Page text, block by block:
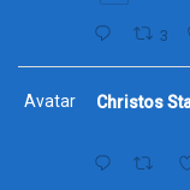
3
Avatar Christos